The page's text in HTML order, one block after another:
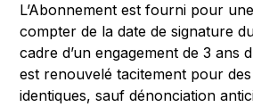
L’Abonnement est fourni pour
compter de la date de signature
cadre d’un engagement de 3 ans
est renouvelé tacitement pour
identiques, sauf dénonciation